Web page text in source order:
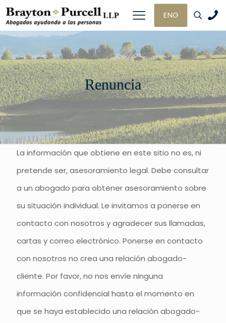
ENG
Renuncia
La información que obtiene en este sitio no es, ni
pretende ser, asesoramiento legal. Debe consultar
a un abogado para obtener asesoramiento sobre
su situación individual. Le invitamos a ponerse en
contacto con nosotros y agradecer sus llamadas,
cartas y correo electrónico. Ponerse en contacto
con nosotros no crea una relación abogado-
cliente. Por favor, no nos envíe ninguna
información confidencial hasta el momento en
que se haya establecido una relación abogado-